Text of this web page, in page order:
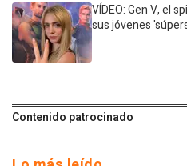
VÍDEO: Gen V, el
sus jóvenes
Contenido patrocinado